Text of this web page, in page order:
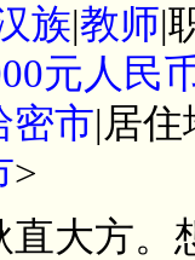
族|教师|
元人民
密市|居住
>
直大方